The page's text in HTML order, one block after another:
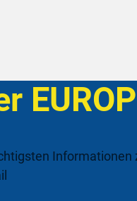
Informationen